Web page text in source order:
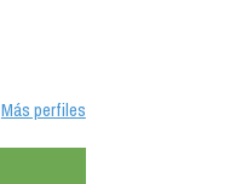
Más perfiles